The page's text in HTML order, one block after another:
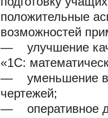
положительные
возможностей
— улучшение
«1С:
— уменьшение
чертежей;
— оперативное